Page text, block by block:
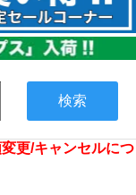
検索
更/キャンセルにつ